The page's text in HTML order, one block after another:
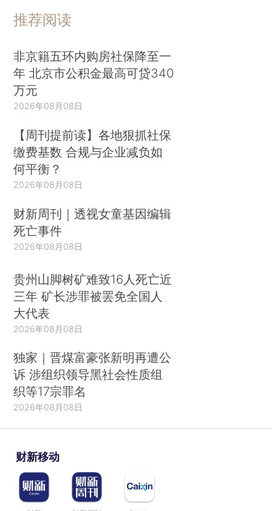
推荐阅读
非京籍五环内购房社保降至一
年 北京市公积金最高可贷340
万元
2026年08月08日
【周刊提前读】各地狠抓社保
缴费基数 合规与企业减负如
何平衡？
2026年08月08日
财新周刊｜透视女童基因编辑
死亡事件
2026年08月08日
贵州山脚树矿难致16人死亡近
三年 矿长涉罪被罢免全国人
大代表
2026年08月08日
独家｜晋煤富豪张新明再遭公
诉 涉组织领导黑社会性质组
织等17宗罪名
2026年08月08日
财新移动